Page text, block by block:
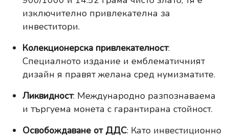
изключително привлекателна за
инвеститори.
Колекционерска привлекателност:
Специалното издание и емблематичният
дизайн я правят желана сред нумизматите.
Ликвидност: Международно разпознаваема
и търгуема монета с гарантирана стойност.
Освобождаване от ДДС: Като инвестиционно